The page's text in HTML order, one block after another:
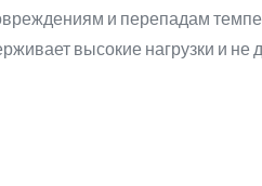
и перепадам
высокие нагрузки и не